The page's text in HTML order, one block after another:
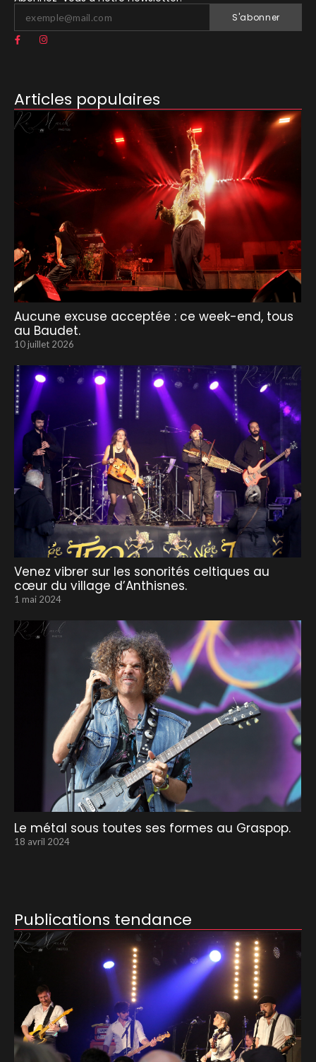
S'abonner
Articles populaires
Aucune excuse acceptée : ce week-end, tous
au Baudet.
10 juillet 2026
Venez vibrer sur les sonorités celtiques au
cœur du village d’Anthisnes.
1 mai 2024
Le métal sous toutes ses formes au Graspop.
18 avril 2024
Publications tendance